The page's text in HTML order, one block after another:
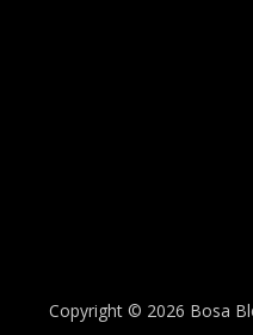
Copyright © 2026 Bosa